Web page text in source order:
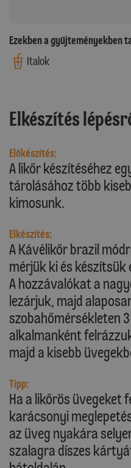
Ezekben a gyűjteményekben
Italok
Elkészítés
Előkészítés:
A likőr készítéséhez
tárolásához több
kimosunk.
Elkészítés:
A Kávélikőr brazil
mérjük ki és készítsük
A hozzávalókat a
lezárjuk, majd
szobahőmérsékleten
alkalmanként
majd a kisebb
Tipp:
Ha a likőrös üvegeket
karácsonyi
az üveg nyakára
szalagra díszes